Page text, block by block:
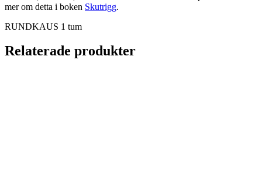
mer om detta i boken Skutrigg.
RUNDKAUS 1 tum
Relaterade produkter